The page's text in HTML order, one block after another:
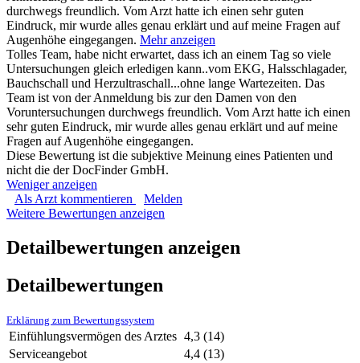
durchwegs freundlich. Vom Arzt hatte ich einen sehr guten
Eindruck, mir wurde alles genau erklärt und auf meine Fragen auf
Augenhöhe eingegangen. Mehr anzeigen
Tolles Team, habe nicht erwartet, dass ich an einem Tag so viele
Untersuchungen gleich erledigen kann..vom EKG, Halsschlagader,
Bauchschall und Herzultraschall...ohne lange Wartezeiten. Das
Team ist von der Anmeldung bis zur den Damen von den
Voruntersuchungen durchwegs freundlich. Vom Arzt hatte ich einen
sehr guten Eindruck, mir wurde alles genau erklärt und auf meine
Fragen auf Augenhöhe eingegangen.
Diese Bewertung ist die subjektive Meinung eines Patienten und
nicht die der DocFinder GmbH.
Weniger anzeigen
Als Arzt kommentieren
Melden
Weitere Bewertungen anzeigen
Detailbewertungen anzeigen
Detailbewertungen
Erklärung zum Bewertungssystem
Einfühlungsvermögen des Arztes 4,3 (14)
Serviceangebot
4,4 (13)